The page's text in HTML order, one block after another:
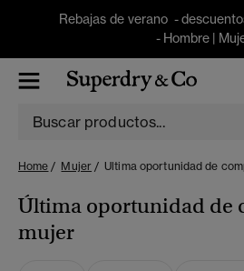
Rebajas de verano -
- Hombre|
Home Mujer Ultima oportunidad de
Última oportunidad de
mujer